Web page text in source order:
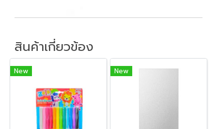
สินค้าเกี่ยวข้อง
New New